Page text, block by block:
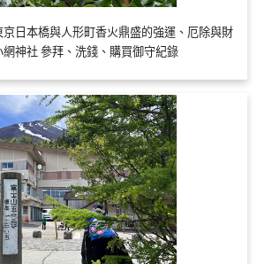
日本橋與人形町香火鼎盛的強運、厄除與財
神社 參拜、洗錢、購買御守紀錄